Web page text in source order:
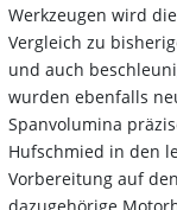
Werkzeugen wird
Vergleich zu
und auch
wurden ebenfalls
Spanvolumina
Hufschmied in den
Vorbereitung auf
dazugehörige